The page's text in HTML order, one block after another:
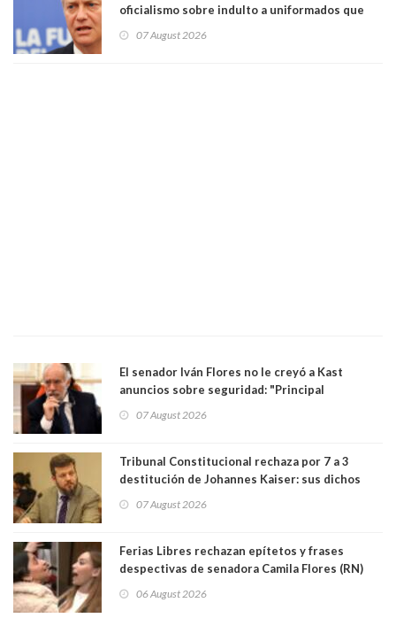
oficialismo sobre indulto a uniformados que
07 August 2026
El senador Iván Flores no le creyó a Kast
anuncios sobre seguridad: "Principal
perseguir ruta del dinero y levantar secreto
07 August 2026
Tribunal Constitucional rechaza por 7 a 3
destitución de Johannes Kaiser: sus dichos
justicia constitucional porque no es diputado
07 August 2026
Ferias Libres rechazan epítetos y frases
despectivas de senadora Camila Flores (RN)
06 August 2026